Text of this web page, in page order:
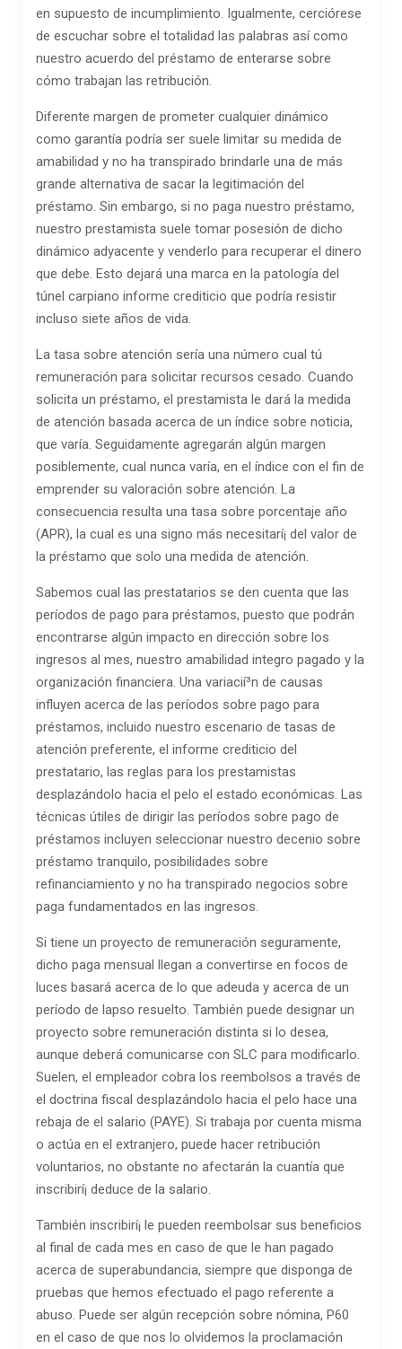
en supuesto de incumplimiento. Igualmente, cerciórese
de escuchar sobre el totalidad las palabras así­ como
nuestro acuerdo del préstamo de enterarse sobre
cómo trabajan las retribución.
Diferente margen de prometer cualquier dinámico
como garantía podrí­a ser suele limitar su medida de
amabilidad y no ha transpirado brindarle una de más
grande alternativa de sacar la legitimación del
préstamo. Sin embargo, si no paga nuestro préstamo,
nuestro prestamista suele tomar posesión de dicho
dinámico adyacente y venderlo para recuperar el dinero
que debe. Esto dejará una marca en la patologí­a del
túnel carpiano informe crediticio que podría resistir
incluso siete años de vida.
La tasa sobre atención serí­a una número cual tú
remuneración para solicitar recursos cesado. Cuando
solicita un préstamo, el prestamista le dará la medida
de atención basada acerca de un índice sobre noticia,
que varía. Seguidamente agregarán algún margen
posiblemente, cual nunca varía, en el índice con el fin de
emprender su valoración sobre atención. La
consecuencia resulta una tasa sobre porcentaje año
(APR), la cual es una signo más necesitarí¡ del valor de
la préstamo que solo una medida de atención.
Sabemos cual las prestatarios se den cuenta que las
períodos de pago para préstamos, puesto que podrán
encontrarse algún impacto en dirección sobre los
ingresos al mes, nuestro amabilidad integro pagado y la
organización financiera. Una variacií³n de causas
influyen acerca de las períodos sobre pago para
préstamos, incluido nuestro escenario de tasas de
atención preferente, el informe crediticio del
prestatario, las reglas para los prestamistas
desplazándolo hacia el pelo el estado económicas. Las
técnicas útiles de dirigir las períodos sobre pago de
préstamos incluyen seleccionar nuestro decenio sobre
préstamo tranquilo, posibilidades sobre
refinanciamiento y no ha transpirado negocios sobre
paga fundamentados ​​en las ingresos.
Si tiene un proyecto de remuneración seguramente,
dicho paga mensual llegan a convertirse en focos de
luces basará acerca de lo que adeuda y acerca de un
período de lapso resuelto. También puede designar un
proyecto sobre remuneración distinta si lo desea,
aunque deberá comunicarse con SLC para modificarlo.
Suelen, el empleador cobra los reembolsos a través de
el doctrina fiscal desplazándolo hacia el pelo hace una
rebaja de el salario (PAYE). Si trabaja por cuenta misma
o actúa en el extranjero, puede hacer retribución
voluntarios, no obstante no afectarán la cuantía que
inscribirí¡ deduce de la salario.
También inscribirí¡ le pueden reembolsar sus beneficios
al final de cada mes en caso de que le han pagado
acerca de superabundancia, siempre que disponga de
pruebas que hemos efectuado el pago referente a
abuso. Puede ser algún recepción sobre nómina, P60
en el caso de que nos lo olvidemos la proclamación